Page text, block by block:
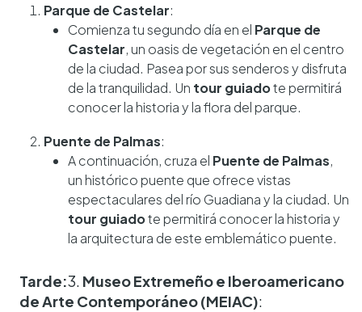
Parque de Castelar:
Comienza tu segundo día en el Parque de
Castelar, un oasis de vegetación en el centro
de la ciudad. Pasea por sus senderos y disfruta
de la tranquilidad. Un tour guiadote permitirá
conocer la historia y la flora del parque.
Puente de Palmas:
A continuación, cruza el Puente de Palmas,
un histórico puente que ofrece vistas
espectaculares del río Guadiana y la ciudad. Un
tour guiadote permitirá conocer la historia y
la arquitectura de este emblemático puente.
Tarde:3. Museo Extremeño e Iberoamericano
de Arte Contemporáneo (MEIAC):